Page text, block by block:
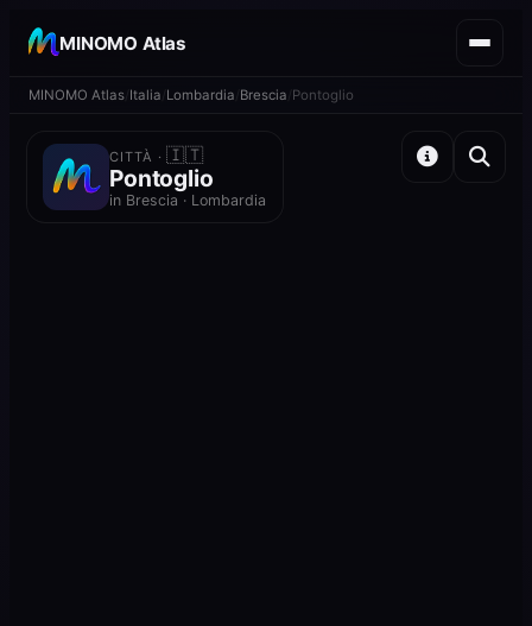
MINOMO Atlas
MINOMO Atlas Italia Lombardia Brescia Pontoglio
CITTÀ ·🇮🇹
Pontoglio
in Brescia · Lombardia